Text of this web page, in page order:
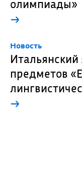
олимпиады»
→
Новость
предметов
→